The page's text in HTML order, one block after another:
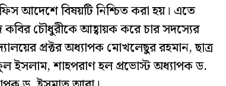
আদেশে বিষয়টি নিশ্চিত করা হয়। এতে
চৌধুরীকে আহ্বায়ক করে চার সদস্যের
প্রক্টর অধ্যাপক মোখলেছুর রহমান, ছাত্র
ইসলাম, শাহপরাণ হল প্রভোস্ট অধ্যাপক ড.